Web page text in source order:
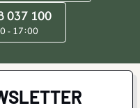
037 100
- 17:00